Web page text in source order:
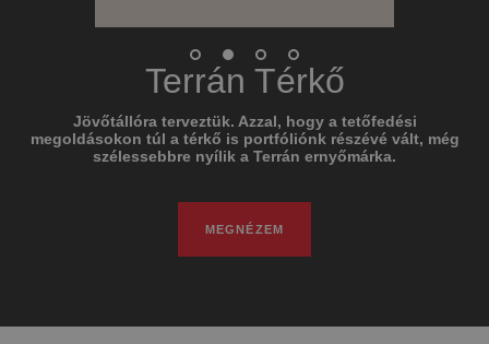
Magyarország kedvenc
tetőcserepe
Az értékesítési adatok alapján Magyarország kedvenc
Terrán Térkő
Jövőtállóra terveztük. Azzal, hogy a tetőfedési
megoldásokon túl a térkő is portfóliónk részévé vált, még
szélessebbre nyílik a Terrán ernyőmárka.
MEGNÉZEM
Terrán KészTető
Van egy kész tetőnk a te otthonod számára is! Tetőszerkezet,
kerti kiülő vagy más egyedi elgondolás? Robottechnológiás
gyártásunkkal lehetséges!
MEGNÉZEM
Terrán TetőKalkulátor
Díjmentes, személyre szabott, nagyságrendi anyagár-ajánlat,
csupán néhány kattintással a Terrán TetőKalkulátorban.